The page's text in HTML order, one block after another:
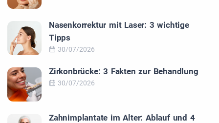
Nasenkorrektur mit Laser: 3 wichtige
Tipps
30/07/2026
Zirkonbrücke: 3 Fakten zur Behandlung
30/07/2026
Zahnimplantate im Alter: Ablauf und 4